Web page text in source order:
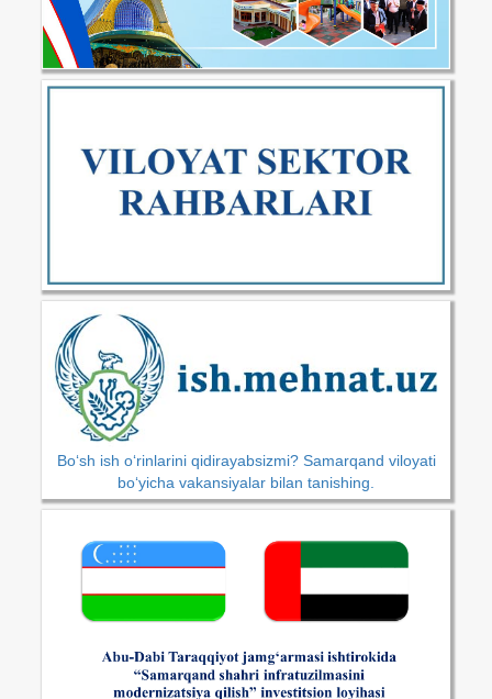
Bo‘sh ish o‘rinlarini qidirayabsizmi? Samarqand viloyati
bo‘yicha vakansiyalar bilan tanishing.